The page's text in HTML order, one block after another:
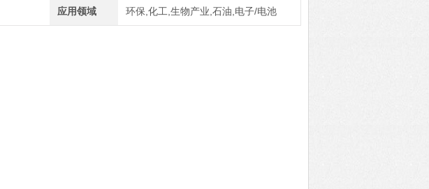
应用领域 环保,化工,生物产业,石油,电子/电池